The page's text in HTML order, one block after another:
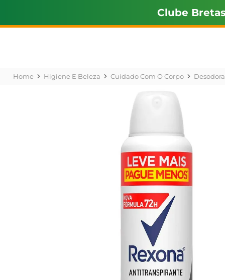
Clube Bretas
Higiene E Beleza Cuidado Com O Corpo